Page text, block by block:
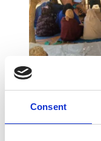
Consent
Des points focaux